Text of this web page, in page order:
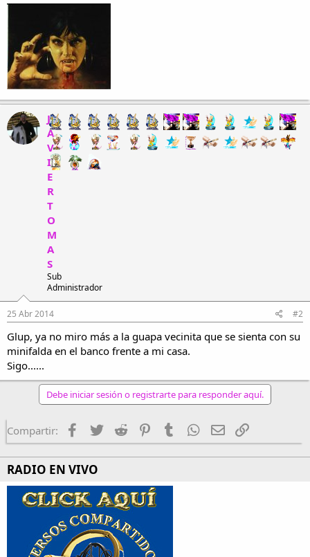
J
A
V
I
E
R
T
O
M
A
S
Sub
Administrador
25 Abr 2014 #2
Glup, ya no miro más a la guapa vecinita que se sienta con su
minifalda en el banco frente a mi casa.
Sigo......
Debe iniciar sesión o registrarte para responder aquí.
Compartir: Facebook
TwitterReddit PinterestTumblrWhatsApp
EmailEnlace
RADIO EN VIVO